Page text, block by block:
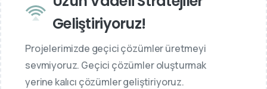
Geliştiriyoruz!
Projelerimizde geçici çözümler üretmeyi
sevmiyoruz. Geçici çözümler oluşturmak
yerine kalıcı çözümler geliştiriyoruz.